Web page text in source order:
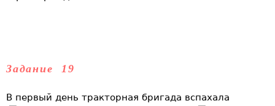
Задание 19
В первый день тракторная бригада вспахала